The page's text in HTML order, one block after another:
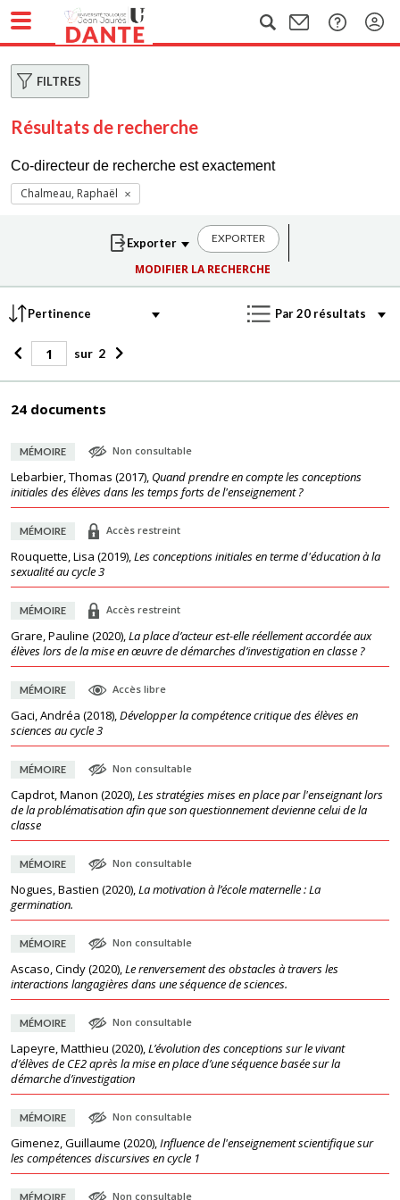
FILTRES
Résultats de recherche
Co-directeur de recherche est exactement
Chalmeau, Raphaël
EXPORTER
MODIFIER LA RECHERCHE
sur 2
24 documents
MÉMOIRE Non consultable
Lebarbier, Thomas (2017), Quand prendre en compte les conceptions
initiales des élèves dans les temps forts de l'enseignement ?
MÉMOIRE Accès restreint
Rouquette, Lisa (2019),Les conceptions initiales en terme d'éducation à la
sexualité au cycle 3
MÉMOIRE Accès restreint
Grare, Pauline (2020),La place d’acteur est-elle réellement accordée aux
élèves lors de la mise en œuvre de démarches d’investigation en classe ?
MÉMOIRE Accès libre
Gaci, Andréa (2018),Développer la compétence critique des élèves en
sciences au cycle 3
MÉMOIRE Non consultable
Capdrot, Manon (2020),Les stratégies mises en place par l'enseignant lors
de la problématisation afin que son questionnement devienne celui de la
classe
MÉMOIRE Non consultable
Nogues, Bastien (2020),La motivation à l’école maternelle : La
germination.
MÉMOIRE Non consultable
Ascaso, Cindy(2020),Le renversement des obstacles à travers les
interactions langagières dans une séquence de sciences.
MÉMOIRE Non consultable
Lapeyre, Matthieu (2020),L’évolution des conceptions sur le vivant
d’élèves de CE2 après la mise en place d’une séquence basée sur la
démarche d’investigation
MÉMOIRE Non consultable
Gimenez, Guillaume (2020),Influence de l'enseignement scientifique sur
les compétences discursives en cycle 1
MÉMOIRE Non consultable